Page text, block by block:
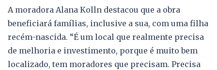
A moradora Alana Kolln destacou que a obra
beneficiará famílias, inclusive a sua, com uma filha
recém-nascida. “É um local que realmente precisa
de melhoria e investimento, porque é muito bem
localizado, tem moradores que precisam. Precisa